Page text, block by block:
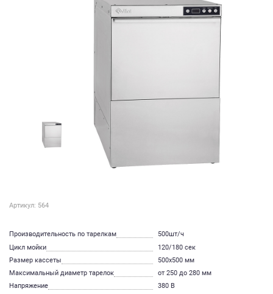
Артикул: 564
Производительность по тарелкам
500шт/ч
Цикл мойки
120/180 сек
Размер кассеты
500х500 мм
Максимальный диаметр тарелок
от 250 до 280 мм
Напряжение
380 В